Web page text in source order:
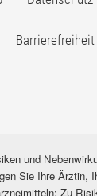
Barrierefreiheit
und
Sie Ihre Ärztin,
Zu